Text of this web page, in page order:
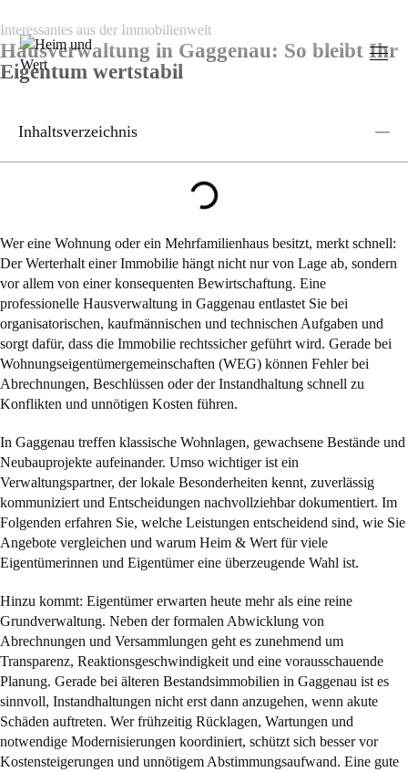
Interessantes aus der Immobilienwelt
Hausverwaltung in Gaggenau: So bleibt Ihr
Eigentum wertstabil
Inhaltsverzeichnis
Wer eine Wohnung oder ein Mehrfamilienhaus besitzt, merkt schnell:
Der Werterhalt einer Immobilie hängt nicht nur von Lage ab, sondern
vor allem von einer konsequenten Bewirtschaftung. Eine
professionelle Hausverwaltung in Gaggenau entlastet Sie bei
organisatorischen, kaufmännischen und technischen Aufgaben und
sorgt dafür, dass die Immobilie rechtssicher geführt wird. Gerade bei
Wohnungseigentümergemeinschaften (WEG) können Fehler bei
Abrechnungen, Beschlüssen oder der Instandhaltung schnell zu
Konflikten und unnötigen Kosten führen.
In Gaggenau treffen klassische Wohnlagen, gewachsene Bestände und
Neubauprojekte aufeinander. Umso wichtiger ist ein
Verwaltungspartner, der lokale Besonderheiten kennt, zuverlässig
kommuniziert und Entscheidungen nachvollziehbar dokumentiert. Im
Folgenden erfahren Sie, welche Leistungen entscheidend sind, wie Sie
Angebote vergleichen und warum Heim & Wert für viele
Eigentümerinnen und Eigentümer eine überzeugende Wahl ist.
Hinzu kommt: Eigentümer erwarten heute mehr als eine reine
Grundverwaltung. Neben der formalen Abwicklung von
Abrechnungen und Versammlungen geht es zunehmend um
Transparenz, Reaktionsgeschwindigkeit und eine vorausschauende
Planung. Gerade bei älteren Bestandsimmobilien in Gaggenau ist es
sinnvoll, Instandhaltungen nicht erst dann anzugehen, wenn akute
Schäden auftreten. Wer frühzeitig Rücklagen, Wartungen und
notwendige Modernisierungen koordiniert, schützt sich besser vor
Kostensteigerungen und unnötigem Abstimmungsaufwand. Eine gute